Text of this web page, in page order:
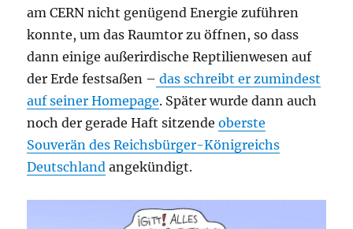
am CERN nicht genügend Energie zuführen
konnte, um das Raumtor zu öffnen, so dass
dann einige außerirdische Reptilienwesen auf
der Erde festsaßen – das schreibt er zumindest
auf seiner Homepage. Später wurde dann auch
noch der gerade Haft sitzendeoberste
Souverän des Reichsbürger-Königreichs
Deutschland angekündigt.